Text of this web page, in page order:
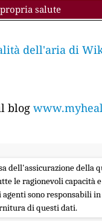
salute
dell'aria di
blog
dell'assicurazione della
le ragionevoli capacità
agenti sono responsabili
di questi dati.